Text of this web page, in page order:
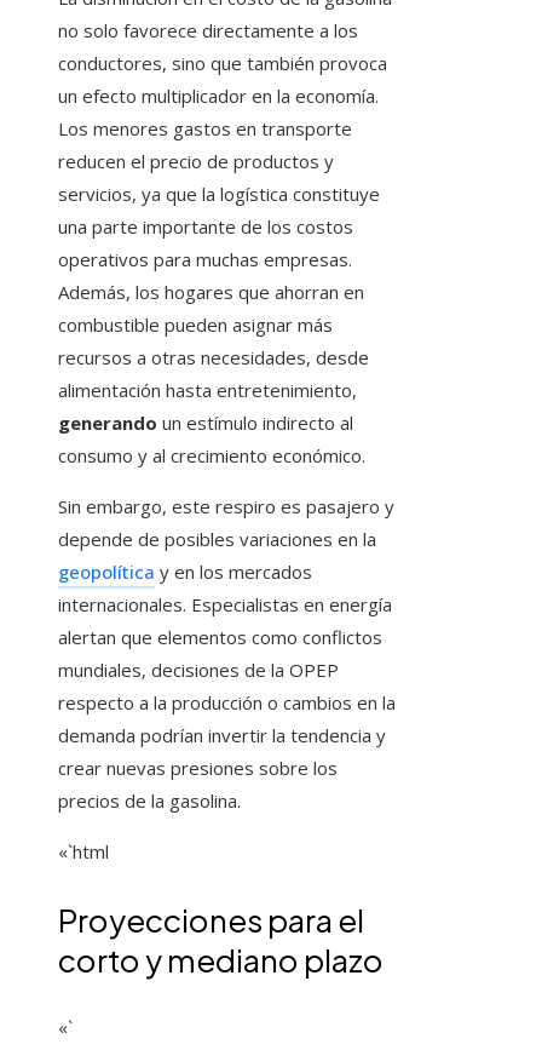
no solo favorece directamente a los
conductores, sino que también provoca
un efecto multiplicador en la economía.
Los menores gastos en transporte
reducen el precio de productos y
servicios, ya que la logística constituye
una parte importante de los costos
operativos para muchas empresas.
Además, los hogares que ahorran en
combustible pueden asignar más
recursos a otras necesidades, desde
alimentación hasta entretenimiento,
generando un estímulo indirecto al
consumo y al crecimiento económico.
Sin embargo, este respiro es pasajero y
depende de posibles variaciones en la
geopolítica y en los mercados
internacionales. Especialistas en energía
alertan que elementos como conflictos
mundiales, decisiones de la OPEP
respecto a la producción o cambios en la
demanda podrían invertir la tendencia y
crear nuevas presiones sobre los
precios de la gasolina.
«`html
Proyecciones para el
corto y mediano plazo
«`